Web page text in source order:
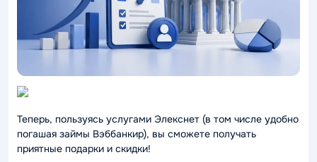
Теперь, пользуясь услугами Элекснет (в том числе удобно
погашая займы Вэббанкир), вы сможете получать
приятные подарки и скидки!